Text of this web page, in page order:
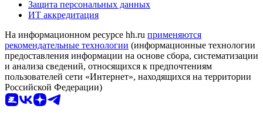
Защита персональных данных
ИТ аккредитация
На информационном ресурсе hh.ru применяются
рекомендательные технологии (информационные технологии
предоставления информации на основе сбора, систематизации
и анализа сведений, относящихся к предпочтениям
пользователей сети «Интернет», находящихся на территории
Российской Федерации)